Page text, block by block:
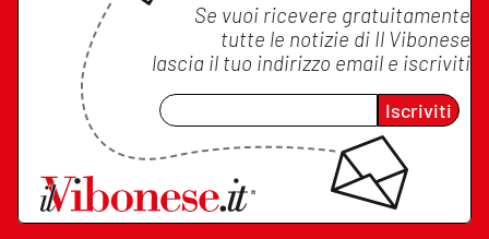
Se vuoi ricevere gratuitamente
tutte le notizie di Il Vibonese
lascia il tuo indirizzo email e iscriviti
Iscriviti